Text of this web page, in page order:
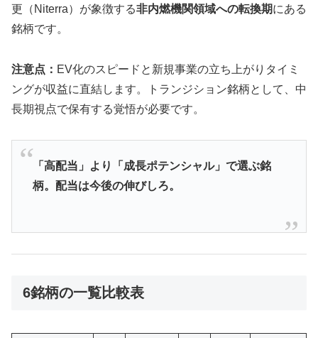
更（Niterra）が象徴する非内燃機関領域への転換期にある
銘柄です。
注意点： EV化のスピードと新規事業の立ち上がりタイミ
ングが収益に直結します。トランジション銘柄として、中
長期視点で保有する覚悟が必要です。
「高配当」より「成長ポテンシャル」で選ぶ銘
柄。配当は今後の伸びしろ。
6銘柄の一覧比較表